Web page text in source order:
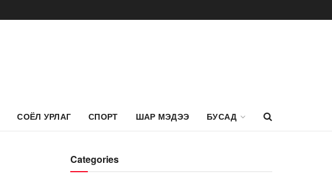
СОЁЛ УРЛАГ СПОРТ ШАР МЭДЭЭ БУСАД
Categories